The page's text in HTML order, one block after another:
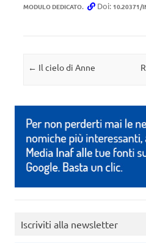
MODULO DEDICATO. Doi: 10.20371/
Navigazione articolo
← Il cielo di Anne
Iscriviti alla newsletter